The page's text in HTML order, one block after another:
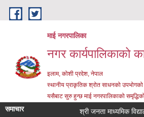
Skip to main content
माई नगरपालिका
नगर कार्यपालिकाको
इलाम, कोशी प्रदेश, नेपाल
स्थानीय प्राकृतिक श्रोत साधनको
यसैबाट सुरु हुन्छ माई नगरपालिकाको
समाचार श्री जनता माध्यमिक